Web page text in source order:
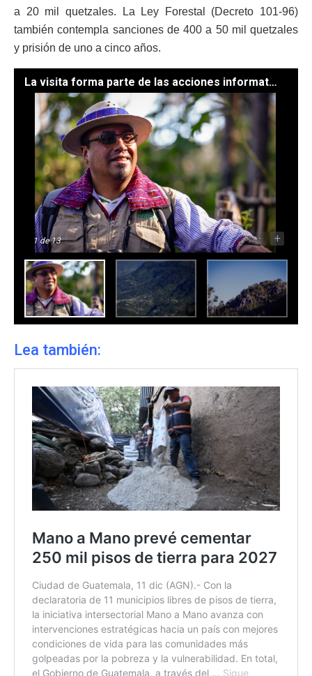
a 20 mil quetzales. La Ley Forestal (Decreto 101-96)
también contempla sanciones de 400 a 50 mil quetzales
y prisión de uno a cinco años.
La visita forma parte de las acciones informativas de la Campaña Nacional para la Conservación del Pinabete, liderada por el Conap. / Foto: Analí Camey
1de 13 - +
Lea también: